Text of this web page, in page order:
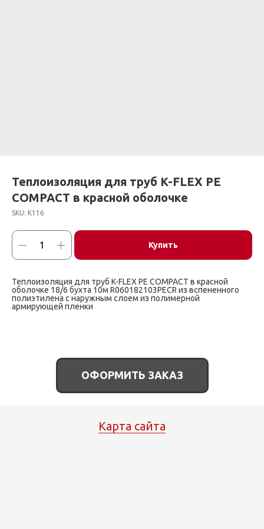
Теплоизоляция для труб K-FLEX PE
COMPACT в красной оболочке
SKU: К116
Купить
Теплоизоляция для труб K-FLEX PE COMPACT в красной
оболочке 18/6 бухта 10м R060182103PECR из вспененного
полиэтилена с наружным слоем из полимерной
армирующей пленки
ОФОРМИТЬ ЗАКАЗ
Карта сайта